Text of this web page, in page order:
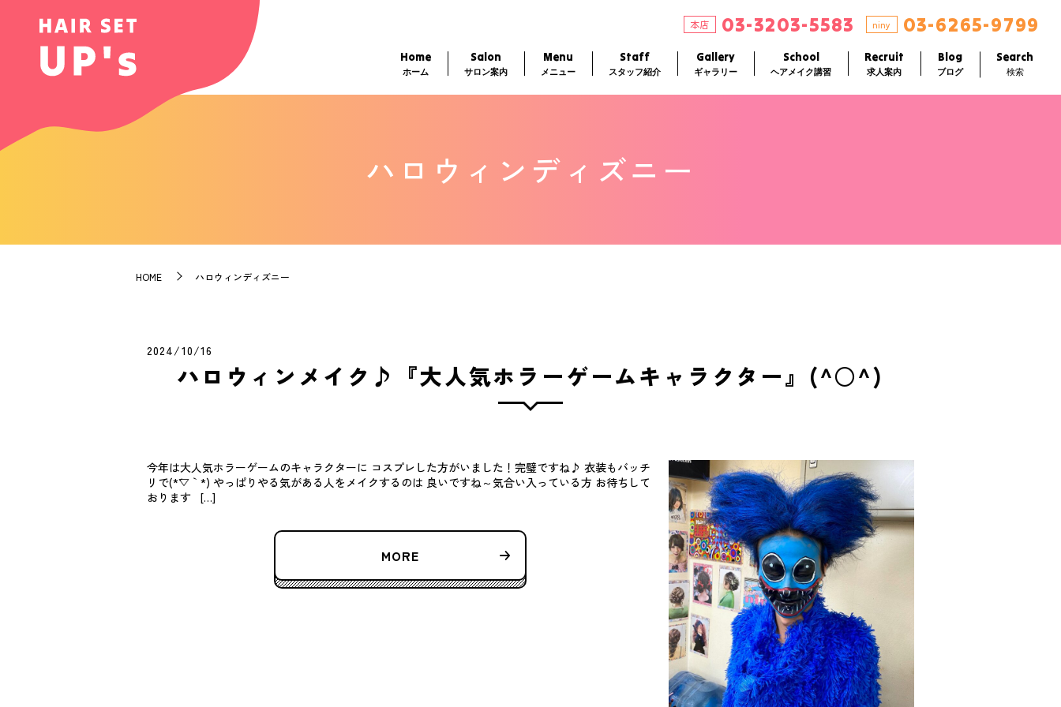
本店 03-3203-5583 niny 03-6265-9799
Home
ホーム
Salon
サロン案内
Menu
メニュー
Staff
スタッフ紹介
Gallery
ギャラリー
School
ヘアメイク講習
Recruit
求人案内
Blog
ブログ
Search
検索
ハロウィンディズニー
HOME ハロウィンディズニー
2024/10/16
ハロウィンメイク♪『大人気ホラーゲームキャラクター』(^○^)
今年は大人気ホラーゲームのキャラクターに コスプレした方がいました！完璧ですね♪ 衣装もバッチ
リで(*´▽｀*) やっぱりやる気がある人をメイクするのは 良いですね～気合い入っている方 お待ちして
おります […]
MORE